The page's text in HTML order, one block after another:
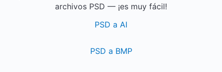
archivos PSD — ¡es muy fácil!
PSD a AI
PSD a BMP